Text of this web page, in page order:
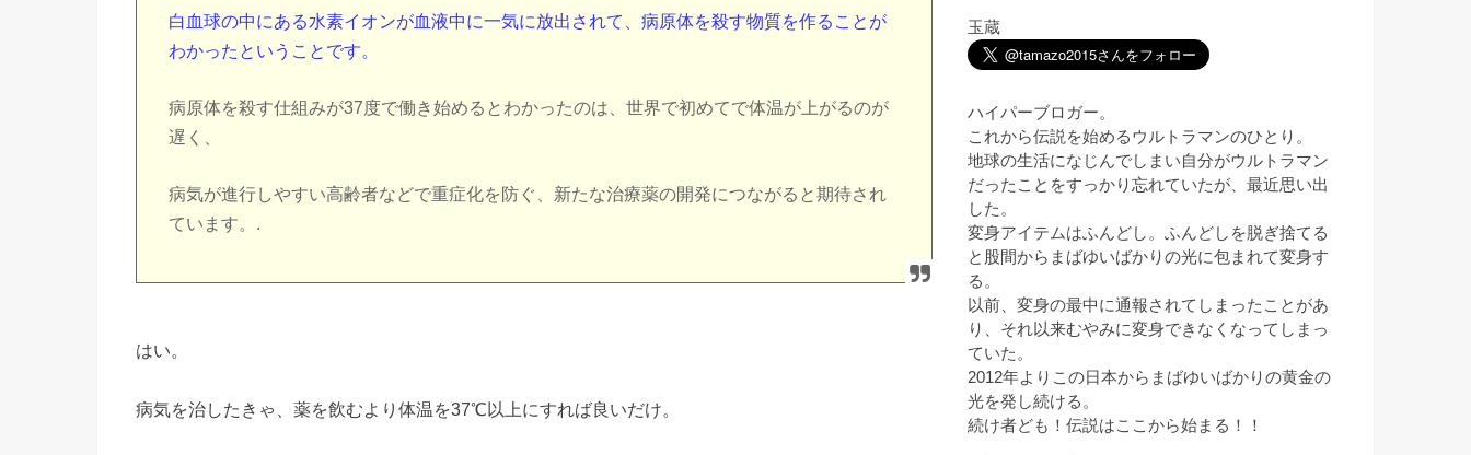
白血球の中にある水素イオンが血液中に一気に放出されて、病原体を殺す物質を作ることが
わかったということです。
病原体を殺す仕組みが37度で働き始めるとわかったのは、世界で初めてで体温が上がるのが
遅く、
病気が進行しやすい高齢者などで重症化を防ぐ、新たな治療薬の開発につながると期待され
ています。.
はい。
病気を治したきゃ、薬を飲むより体温を37℃以上にすれば良いだけ。
玉蔵
ハイパーブロガー。
これから伝説を始めるウルトラマンのひとり。
地球の生活になじんでしまい自分がウルトラマン
だったことをすっかり忘れていたが、最近思い出
した。
変身アイテムはふんどし。ふんどしを脱ぎ捨てる
と股間からまばゆいばかりの光に包まれて変身す
る。
以前、変身の最中に通報されてしまったことがあ
り、それ以来むやみに変身できなくなってしまっ
ていた。
2012年よりこの日本からまばゆいばかりの黄金の
光を発し続ける。
続け者ども！伝説はここから始まる！！